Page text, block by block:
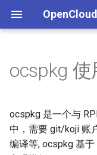
i
a
组织架构
社区准则
社区SIG
OpenCloudOS 版本
OpenCloudOS v8.8
OpenCloudOS v8.6
OpenCloudOS 8 用
OpenCloudOS 9/
户文档
Adaptation Process
软件兼容性测试指标
硬件兼容性测试指标
CentOS停服背景与
CentOS8迁移到
OpenCloudOS8
安全事件处置说明
镜像签名验证指南
漏洞数据API文档
一、项目管理
二、用例管理
三、执行环境
文档库贡献指南
Documentation
安装 ocspkg
申请账号
配置环境
新增软件包指南
软件包打包指导
CI 门禁流程
门禁排查手册
跟踪社区 Release
跟踪社区 Commit
依赖分析工具
OpenCloudOS 社区
内核驱动移植开发
应用移植开发参考文
API文档
ocspkg
ocspkg 是一个与
中，需要 git/koji 账
编译等, ocspkg 基